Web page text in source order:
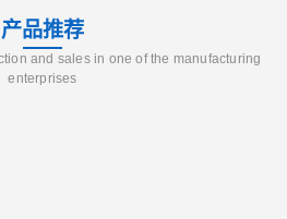
产品推荐
and sales in one of the manufacturing
enterprises